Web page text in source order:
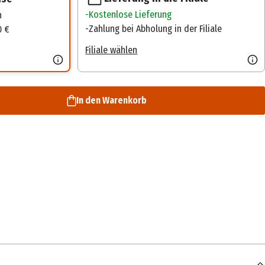
€
Kostenlose Lieferung
Zahlung bei Abholung in der Filiale
Filiale wählen
In den Warenkorb